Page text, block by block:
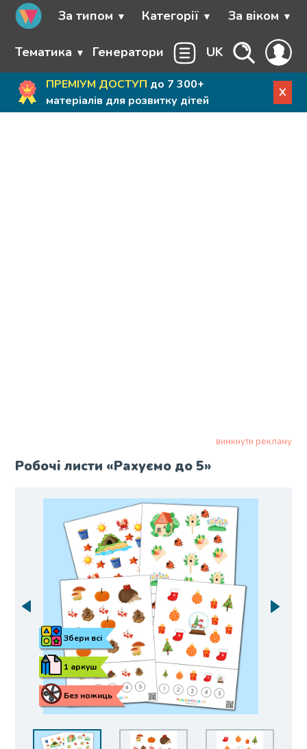
За типом Категорії За віком
Тематика Генератори UK
ПРЕМІУМ ДОСТУП до 7 300+
матеріалів для розвитку дітей
X
вимкнути рекламу
Робочі листи «Рахуємо до 5»
Без ножиць
1 аркуш
Збери всі